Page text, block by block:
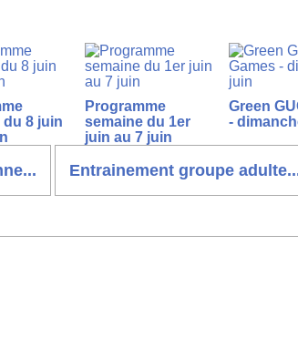
du 8 juin
Programme
semaine du 1er
juin au 7 juin
Green
-
Entrainement groupe